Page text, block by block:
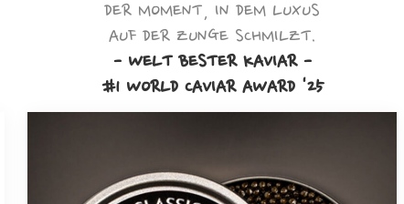
DER MOMENT, IN DEM LUXUS
AUF DER ZUNGE SCHMILZT.
- WELT BESTER KAVIAR -
#1 WORLD CAVIAR AWARD '25